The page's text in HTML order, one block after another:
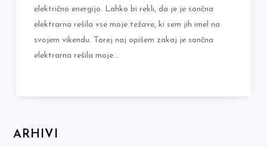
električno energijo. Lahko bi rekli, da je je sončna
elektrarna rešila vse moje težave, ki sem jih imel na
svojem vikendu. Torej naj opišem zakaj je sončna
elektrarna rešila moje…
ARHIVI